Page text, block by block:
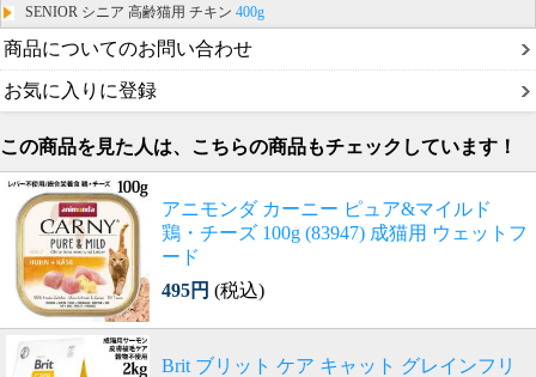
SENIOR シニア 高齢猫用 チキン 400g
商品についてのお問い合わせ
お気に入りに登録
この商品を見た人は、こちらの商品もチェックしています！
アニモンダ カーニー ピュア&マイルド
鶏・チーズ 100g (83947) 成猫用 ウェットフ
ード
495円 (税込)
Brit ブリット ケア キャット グレインフリ